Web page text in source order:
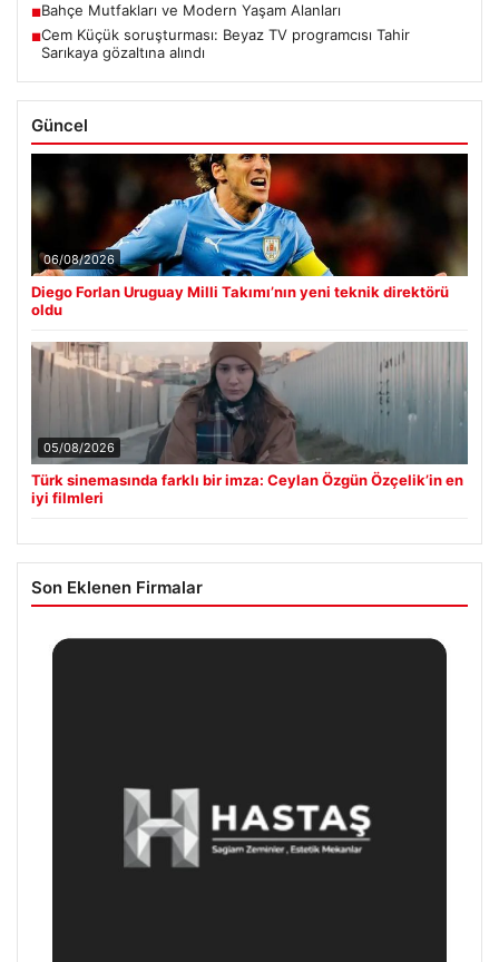
■Bahçe Mutfakları ve Modern Yaşam Alanları
■Cem Küçük soruşturması: Beyaz TV programcısı Tahir
Sarıkaya gözaltına alındı
Güncel
06/08/2026
Diego Forlan Uruguay Milli Takımı’nın yeni teknik direktörü
oldu
05/08/2026
Türk sinemasında farklı bir imza: Ceylan Özgün Özçelik’in en
iyi filmleri
Son Eklenen Firmalar